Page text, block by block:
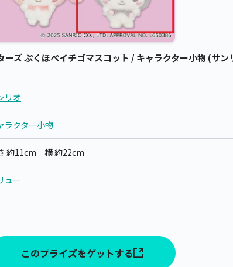
ーズ ぷくほぺイチゴマスコット / キャラクター小物 (サ
リオ
ラクター小物
約11cm 横 約22cm
ュー
このプライズをゲットする